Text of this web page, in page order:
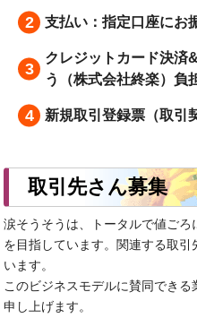
支払い：指定口座にお
クレジットカード決済
う（株式会社終楽）負
新規取引登録票（取引
取引先さん募集
涙そうそうは、トータルで値ご
を目指しています。関連する取
います。
このビジネスモデルに賛同でき
申し上げます。